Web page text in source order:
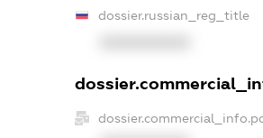
dossier.russian_reg_title